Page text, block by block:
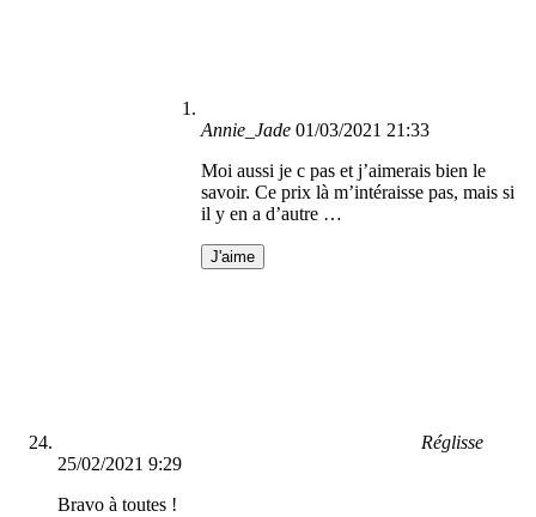
Annie_Jade 01/03/2021 21:33
Moi aussi je c pas et j’aimerais bien le
savoir. Ce prix là m’intéraisse pas, mais si
il y en a d’autre …
J'aime
Réglisse
25/02/2021 9:29
Bravo à toutes !